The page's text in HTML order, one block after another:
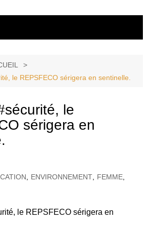
le REPSFECO sérigera en sentinelle.
le
sérigera en
ENVIRONNEMENT, FEMME,